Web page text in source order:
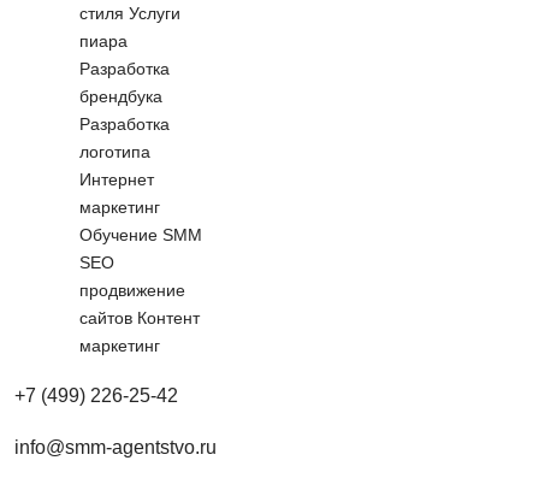
стиля Услуги
пиара
Разработка
брендбука
Разработка
логотипа
Интернет
маркетинг
Обучение SMM
SEO
продвижение
сайтов Контент
маркетинг
+7 (499) 226-25-42
info@smm-agentstvo.ru